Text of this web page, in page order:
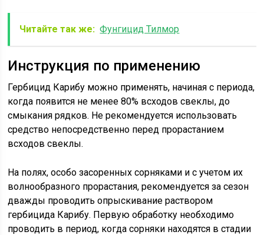
Читайте так же: Фунгицид Тилмор
Инструкция по применению
Гербицид Карибу можно применять, начиная с периода,
когда появится не менее 80% всходов свеклы, до
смыкания рядков. Не рекомендуется использовать
средство непосредственно перед прорастанием
всходов свеклы.
На полях, особо засоренных сорняками и с учетом их
волнообразного прорастания, рекомендуется за сезон
дважды проводить опрыскивание раствором
гербицида Карибу. Первую обработку необходимо
проводить в период, когда сорняки находятся в стадии